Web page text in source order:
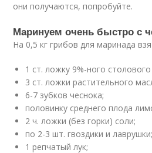
они получаются, попробуйте.
Маринуем очень быстро с
На 0,5 кг грибов для маринада
1 ст. ложку 9%-ного столового
3 ст. ложки растительного
6-7 зубков чеснока;
половинку среднего плода
2 ч. ложки (без горки) соли;
по 2-3 шт. гвоздики и лаврушки;
1 репчатый лук;